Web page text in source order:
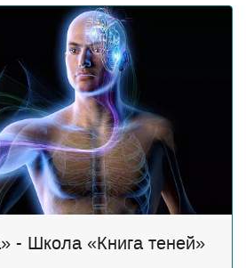
- Школа «Книга теней»